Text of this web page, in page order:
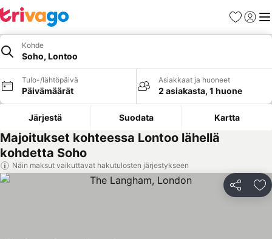
Suosikit
Kohde
Soho, Lontoo
Tulo-/lähtöpäivä
Päivämäärät
Asiakkaat ja huoneet
2 asiakasta, 1 huone
Järjestä Suodata Kartta
Majoitukset kohteessa Lontoo lähellä
kohdetta Soho
Näin maksut vaikuttavat hakutulosten järjestykseen
Jaa